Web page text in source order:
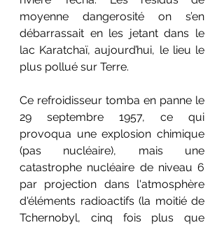
moyenne dangerosité on s’en
débarrassait en les jetant dans le
lac Karatchaï, aujourd’hui, le lieu le
plus pollué sur Terre.
Ce refroidisseur tomba en panne le
29 septembre 1957, ce qui
provoqua une explosion chimique
(pas nucléaire), mais une
catastrophe nucléaire de niveau 6
par projection dans l'atmosphère
d'éléments radioactifs (la moitié de
Tchernobyl, cinq fois plus que